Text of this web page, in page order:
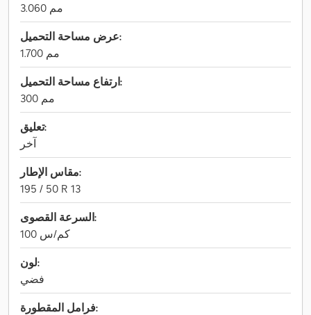
3.060 مم
عرض مساحة التحميل:
1.700 مم
ارتفاع مساحة التحميل:
300 مم
تعليق:
آخر
مقاس الإطار:
195 / 50 R 13
السرعة القصوى:
100 كم/س
لون:
فضي
فرامل المقطورة: